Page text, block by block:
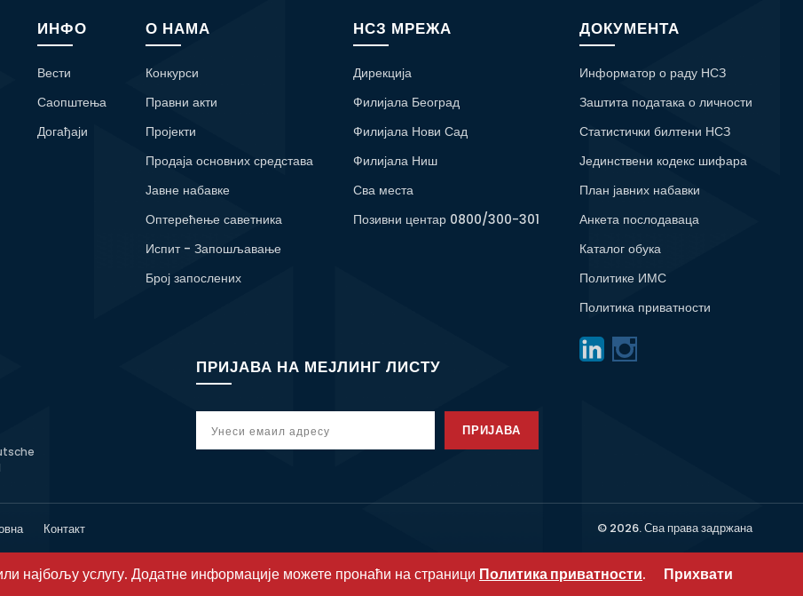
ИНФО
Вести
Саопштења
Догађаји
О НАМА
Конкурси
Правни акти
Пројекти
Продаја основних средстава
Јавне набавке
Оптерећење саветника
Испит - Запошљавање
Број запослених
НСЗ МРЕЖА
Дирекција
Филијала Београд
Филијала Нови Сад
Филијала Ниш
Сва места
Позивни центар 0800/300-301
ДОКУМЕНТА
Информатор о раду НСЗ
Заштита података о личности
Статистички билтени НСЗ
Јединствени кодекс шифара
План јавних набавки
Анкета послодаваца
Каталог обука
Политике ИМС
Политика приватности
ПРИЈАВА НА МЕЈЛИНГ ЛИСТУ
ПРИЈАВА
Контакт © 2026. Сва права задржана
најбољу услугу. Додатне информације можете пронаћи на страници Политика приватности. Прихвати